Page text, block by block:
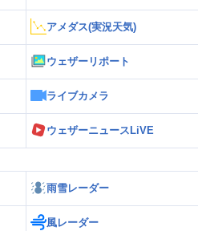
アメダス(実況天気)
ウェザーリポート
ライブカメラ
ウェザーニュースLiVE
雨雪レーダー
風レーダー